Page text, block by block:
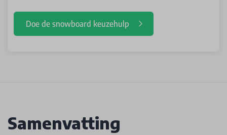
Doe de snowboard keuzehulp
Samenvatting